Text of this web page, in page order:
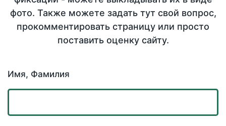
фото. Также можете задать тут свой вопрос,
прокомментировать страницу или просто
поставить оценку сайту.
Имя, Фамилия